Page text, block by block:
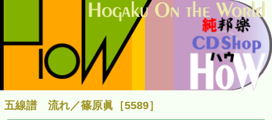
五線譜 流れ／篠原眞［5589］